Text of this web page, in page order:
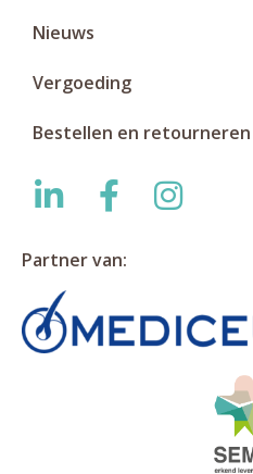
Nieuws
Vergoeding
Bestellen en retourneren
Partner van: